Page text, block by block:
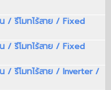
/ รีโมทไร้สาย / Fixed
/ รีโมทไร้สาย / Fixed
/ รีโมทไร้สาย / Inverter /